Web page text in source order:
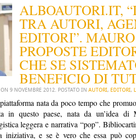
ALBOAUTORI.IT,
TRA AUTORI,
EDITORI”.
PROPOSTE
CHE SE
BENEFICIO DI
ON 9 NOVEMBRE 2012. POSTATO IN AUTORI, EDITORI,
nata da poco tempo che
in questo paese, nata da un’idea
leggera e narrativa “pop”.
iniziativa, e se è vero che essa può